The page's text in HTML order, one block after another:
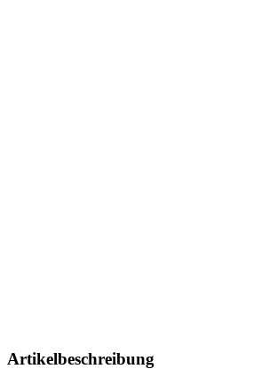
Artikelbeschreibung